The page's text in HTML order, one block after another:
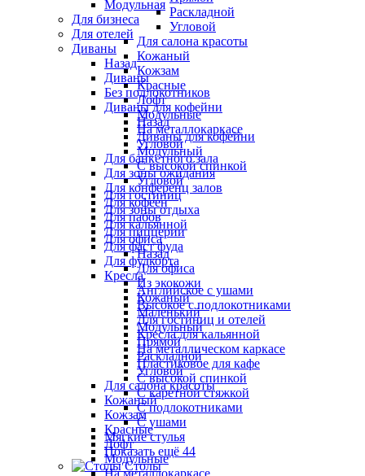
Раскладной
Угловой
Для салона красоты
Кожаный
Кожзам
Красные
Лофт
Модульные
На металлокаркасе
Угловой
Для банкетного зала
Для зоны ожидания
Для конференц залов
Для кофеен
Для пабов
Для пиццерии
Для фаст фуда
Для фудкорта
Кресла
Английское с ушами
Высокое с подлокотниками
Для гостиниц и отелей
Кресла для кальянной
На металлическом каркасе
Пластиковое для кафе
С высокой спинкой
С каретной стяжкой
С подлокотниками
С ушами
Мягкие стулья
Показать ещё 44
Столы
Модульная
Для бизнеса
Для отелей
Диваны
Назад
Диваны
Без подлокотников
Диваны для кофейни
Назад
Диваны для кофейни
Модульный
С высокой спинкой
Угловой
Для гостиниц
Для зоны отдыха
Для кальянной
Для офиса
Назад
Для офиса
Из экокожи
Кожаный
Маленький
Модульный
Прямой
Раскладной
Угловой
Для салона красоты
Кожаный
Кожзам
Красные
Лофт
Модульные
На металлокаркасе